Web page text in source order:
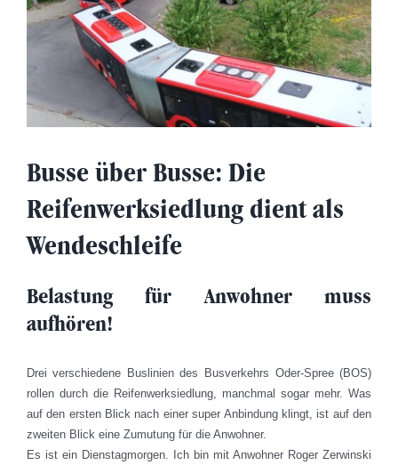
Busse über Busse: Die
Reifenwerksiedlung dient als
Wendeschleife
Belastung für Anwohner muss
aufhören!
Drei verschiedene Buslinien des Busverkehrs Oder-Spree (BOS)
rollen durch die Reifenwerksiedlung, manchmal sogar mehr. Was
auf den ersten Blick nach einer super Anbindung klingt, ist auf den
zweiten Blick eine Zumutung für die Anwohner.
Es ist ein Dienstagmorgen. Ich bin mit Anwohner Roger Zerwinski